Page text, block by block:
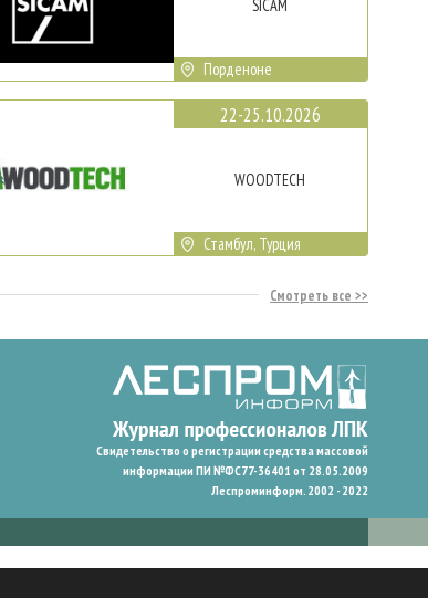
SICAM
Порденоне
22-25.10.2026
WOODTECH
Стамбул, Турция
Смотреть все
Свидетельство о регистрации средства массовой
информации ПИ №ФС77-36401 от 28.05.2009
Леспроминформ. 2002 - 2022
ваши предпочтения и улучшить пользовательский